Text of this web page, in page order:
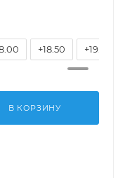
+18.50 +19.00
В КОРЗИНУ